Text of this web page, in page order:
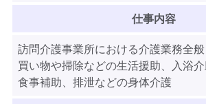
仕事内容
訪問介護事業所における介護業務全般
買い物や掃除などの生活援助、入浴
食事補助、排泄などの身体介護